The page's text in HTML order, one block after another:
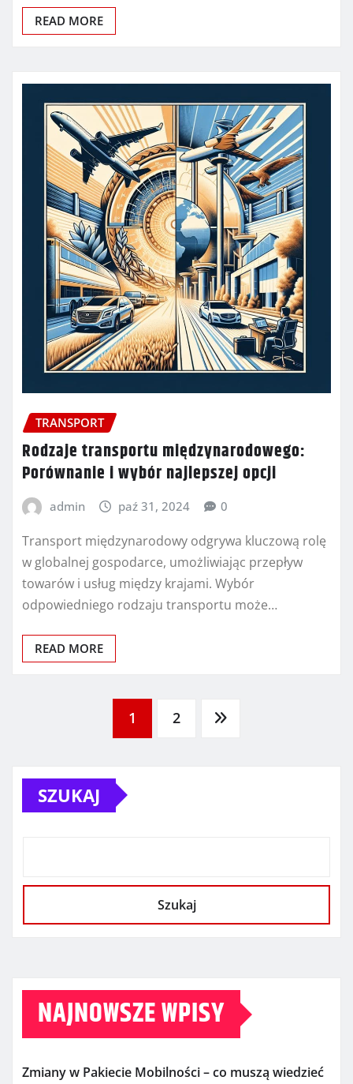
READ MORE
TRANSPORT
Rodzaje transportu międzynarodowego:
Porównanie i wybór najlepszej opcji
admin paź 31, 2024 0
Transport międzynarodowy odgrywa kluczową rolę
w globalnej gospodarce, umożliwiając przepływ
towarów i usług między krajami. Wybór
odpowiedniego rodzaju transportu może…
READ MORE
Stronicowanie
wpisów
1 2
SZUKAJ
Szukaj
NAJNOWSZE WPISY
Zmiany w Pakiecie Mobilności – co muszą wiedzieć